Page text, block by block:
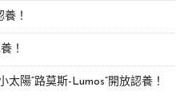
！
！
陽“路莫斯-Lumos”開放認養！